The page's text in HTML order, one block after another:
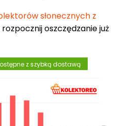
słonecznych z
rozpocznij oszczędzanie już
z szybką dostawą